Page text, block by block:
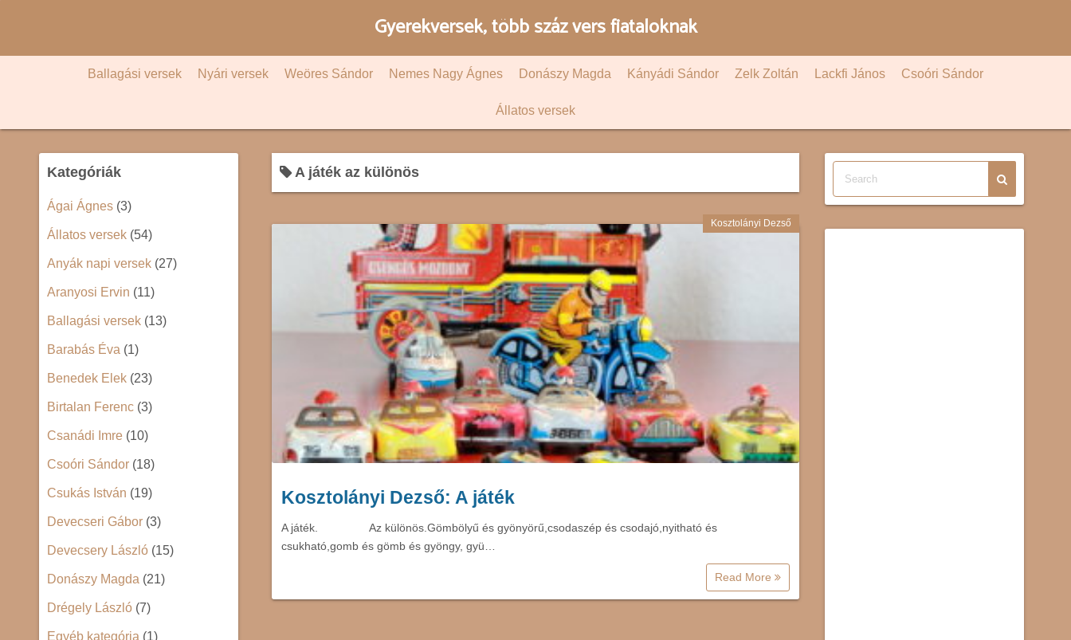
c
Gyerekversek, több száz vers fiataloknak
Ballagási versek Nyári versek Weöres Sándor Nemes Nagy Ágnes Donászy Magda Kányádi Sándor Zelk Zoltán Lackfi János Csoóri Sándor
Állatos versek
A játék az különös
Kosztolányi Dezső
Kosztolányi Dezső: A játék
A játék. Az különös.Gömbölyű és gyönyörű,csodaszép és csodajó,nyitható és
csukható,gomb és gömb és gyöngy, gyü…
Read More
Kategóriák
Ágai Ágnes (3)
Állatos versek (54)
Anyák napi versek (27)
Aranyosi Ervin (11)
Ballagási versek (13)
Barabás Éva (1)
Benedek Elek (23)
Birtalan Ferenc (3)
Csanádi Imre (10)
Csoóri Sándor (18)
Csukás István (19)
Devecseri Gábor (3)
Devecsery László (15)
Donászy Magda (21)
Drégely László (7)
Egyéb kategória (1)